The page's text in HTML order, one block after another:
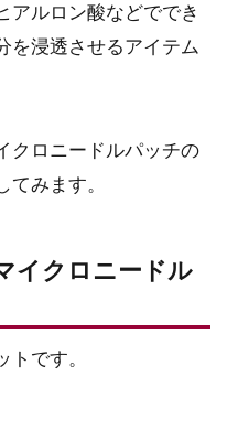
アルロン酸などででき
を浸透させるアイテム
クロニードルパッチの
てみます。
イクロニードル
トです。